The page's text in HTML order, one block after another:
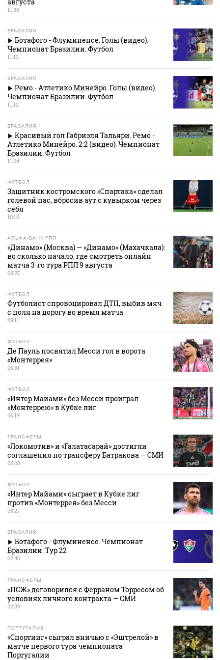
11:38
БРАЗИЛИЯ
Ботафого - Флуминенсе. Голы (видео).
Чемпионат Бразилии. Футбол
11:13
БРАЗИЛИЯ
Ремо - Атлетико Минейро. Голы (видео).
Чемпионат Бразилии. Футбол
11:12
БРАЗИЛИЯ
Красивый гол Габриэля Тальяри. Ремо -
Атлетико Минейро. 2:2 (видео). Чемпионат
Бразилии. Футбол
11:04
ФУТБОЛ
Защитник костромского «Спартака» сделал
голевой пас, вбросив аут с кувырком через
себя
10:16
АЛЬФА-БАНК РПЛ
«Динамо» (Москва) — «Динамо» (Махачкала):
во сколько начало, где смотреть онлайн
матча 3‑го тура РПЛ 9 августа
09:27
ФУТБОЛ
Футболист спровоцировал ДТП, выбив мяч
с поля на дорогу во время матча
09:11
ФУТБОЛ
Де Пауль посвятил Месси гол в ворота
«Монтеррея»
05:31
ФУТБОЛ
«Интер Майами» без Месси проиграл
«Монтеррею» в Кубке лиг
05:19
ТРАНСФЕРЫ
«Локомотив» и «Галатасарай» достигли
соглашения по трансферу Батракова — СМИ
05:08
ФУТБОЛ
«Интер Майами» сыграет в Кубке лиг
против «Монтеррея» без Месси
03:27
БРАЗИЛИЯ
Ботафого - Флуминенсе. Чемпионат
Бразилии. Тур 22
02:46
ТРАНСФЕРЫ
«ПСЖ» договорился с Ферраном Торресом об
условиях личного контракта — СМИ
02:39
ПОРТУГАЛИЯ
«Спортинг» сыграл вничью с «Эштрелой» в
матче первого тура чемпионата
Португалии